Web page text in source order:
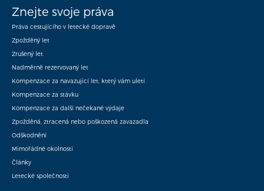
Znejte svoje práva
Práva cestujícího v letecké dopravě
Zpožděný let
Zrušený let
Nadměrně rezervovaný let
Kompenzace za navazující let, který vám uletí
Kompenzace za stávku
Kompenzace za další nečekané výdaje
Zpožděná, ztracená nebo poškozená zavazadla
Odškodnění
Mimořádné okolnosti
Články
Letecké společnosti